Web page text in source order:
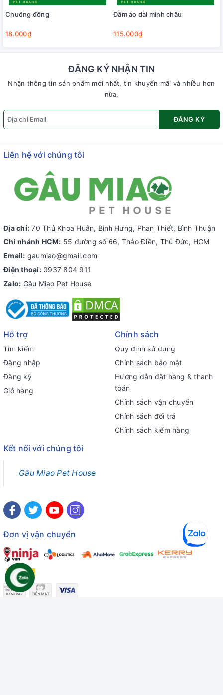
Chuông đồng
18.000₫
Đầm áo dài minh châu
115.000₫
ĐĂNG KÝ NHẬN TIN
Nhận thông tin sản phẩm mới nhất, tin khuyến mãi và nhiều hơn
nữa.
ĐĂNG KÝ
Liên hệ với chúng tôi
Địa chỉ: 70 Thủ Khoa Huân, Bình Hưng, Phan Thiết, Bình Thuận
Chi nhánh HCM: 55 đường số 66, Thảo Điền, Thủ Đức, HCM
Email: gaumiao@gmail.com
Điện thoại: 0937 804 911
Zalo: Gâu Miao Pet House
Hỗ trợ
Tìm kiếm
Đăng nhập
Đăng ký
Giỏ hàng
Chính sách
Quy định sử dụng
Chính sách bảo mật
Hướng dẫn đặt hàng & thanh
toán
Chính sách vận chuyển
Chính sách đổi trả
Chính sách kiểm hàng
Kết nối với chúng tôi
Gâu Miao Pet House
Đơn vị vận chuyển